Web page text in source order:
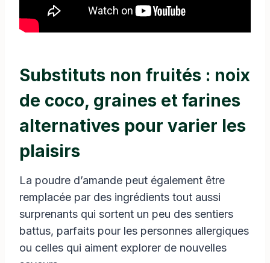
Substituts non fruités : noix
de coco, graines et farines
alternatives pour varier les
plaisirs
La poudre d’amande peut également être
remplacée par des ingrédients tout aussi
surprenants qui sortent un peu des sentiers
battus, parfaits pour les personnes allergiques
ou celles qui aiment explorer de nouvelles